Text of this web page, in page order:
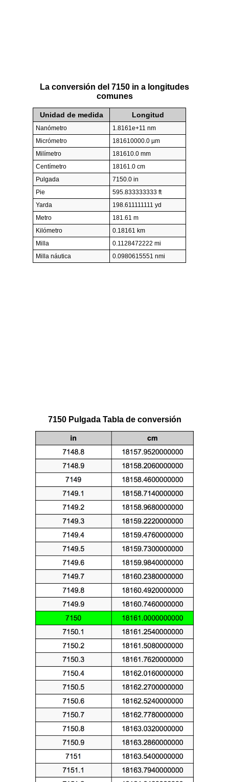
La conversión del 7150 in a longitudes
comunes
Unidad de medida Longitud
Nanómetro
1.8161e+11 nm
Micrómetro
181610000.0 µm
Milímetro
181610.0 mm
Centímetro
18161.0 cm
Pulgada
7150.0 in
Pie
595.833333333 ft
Yarda
198.611111111 yd
Metro
181.61 m
Kilómetro
0.18161 km
Milla
0.1128472222 mi
Milla náutica
0.0980615551 nmi
7150 Pulgada Tabla de conversión